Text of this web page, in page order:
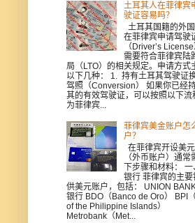
土耳其人在菲律宾
驶证容易吗？
土耳其国籍的外
在菲律宾申请驾驶
（Driver’s
需要符合菲律宾陆
局（LTO）的相关规定。申请方式
以下几种： 1. 持有土耳其驾驶证
驾照（Conversion） 如果你已经
其的有效驾驶证，可以按照以下流
为菲律宾...
菲律宾美金账户怎
户？
在菲律宾开设美
（外币账户）通常
下步骤和材料： 一
银行 菲律宾的主要
供美元账户，包括： UNION
银行 BDO（Banco de Oro） BPI
of the Philippine Islands）
Metrobank（Met...